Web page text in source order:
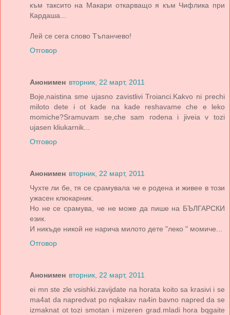
към таксито на Макари откарващо я към Чифлика при
Кардаша...
Лей се сега слово Тъпанчево!
Отговор
Анонимен вторник, 22 март, 2011
Boje,naistina sme ujasno zavistlivi Troianci.Kakvo ni prechi
miloto dete i ot kade na kade reshavame che e leko
momiche?Sramuvam se,che sam rodena i jiveia v tozi
ujasen kliukarnik...
Отговор
Анонимен вторник, 22 март, 2011
Чухте ли бе, тя се срамувала че е родена и живее в този
ужасен клюкарник.
Но не се срамува, че не може да пише на БЪЛГАРСКИ
език.
И никъде никой не нарича милото дете "леко " момиче...
Отговор
Анонимен вторник, 22 март, 2011
ei mn ste zle vsishki.zavijdate na horata koito sa krasivi i se
ma4at da napredvat po nqkakav na4in bavno napred da se
izmaknat ot tozi smotan i mizeren grad.mladi hora bqgaite